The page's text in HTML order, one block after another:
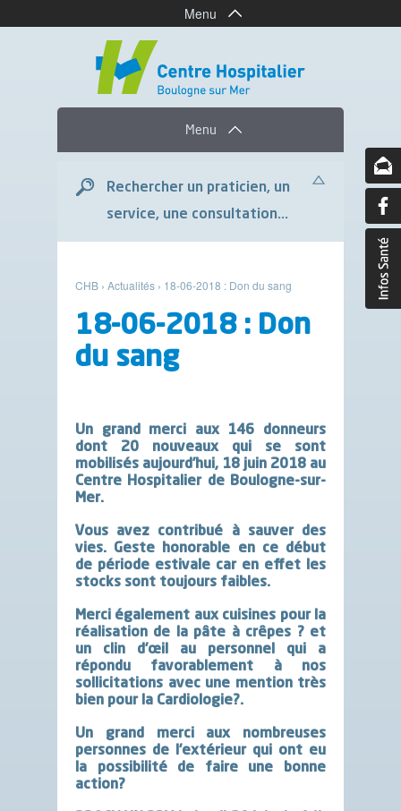
Menu
Menu
Rechercher un praticien, un
service, une consultation...
CHB › Actualités › 18-06-2018 : Don du sang
18-06-2018 : Don
du sang
Un grand merci aux146 donneurs
dont 20 nouveaux qui se sont
mobilisés aujourd’hui, 18 juin 2018 au
Centre Hospitalier de Boulogne-sur-
Mer.
Vous avez contribué à sauver des
vies. Geste honorable en ce début
de période estivale car en effet les
stocks sont toujours faibles.
Merci également aux cuisines pour la
réalisation de la pâte à crêpes ? et
un clin d’œil au personnel qui a
répondu favorablement à nos
sollicitations avec une mention très
bien pour la Cardiologie?.
Un grand merci aux nombreuses
personnes de l’extérieur qui ont eu
la possibilité de faire une bonne
action?